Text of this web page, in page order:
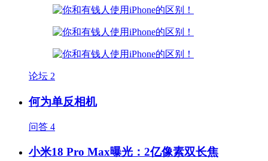
论坛 2
何为单反相机
问答 4
小米18 Pro Max曝光：2亿像素双长焦